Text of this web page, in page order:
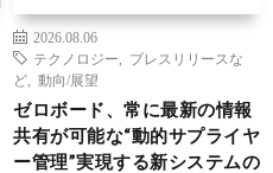
2026.08.06
テクノロジー
プレスリリースな
ど
動向/展望
ゼロボード、常に最新の情報
共有が可能な“動的サプライヤ
ー管理”実現する新システムの